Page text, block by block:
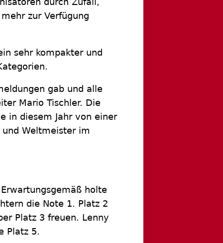
durch Zufall,
zur Verfügung
sehr kompakter und
gab und alle
Mario Tischler. Die
in diesem Jahr von einer
Weltmeister im
holte
die Note 1. Platz 2
Platz 3 freuen. Lenny
Platz 5.